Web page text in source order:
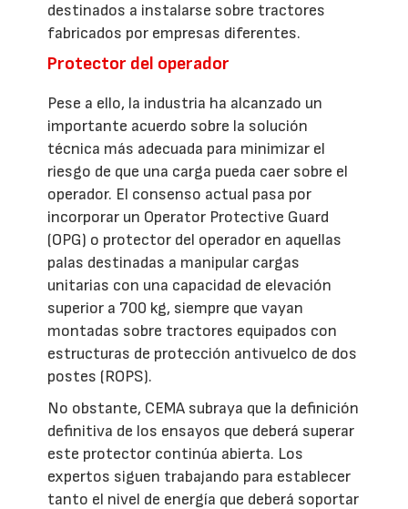
destinados a instalarse sobre tractores
fabricados por empresas diferentes.
Protector del operador
Pese a ello, la industria ha alcanzado un
importante acuerdo sobre la solución
técnica más adecuada para minimizar el
riesgo de que una carga pueda caer sobre el
operador. El consenso actual pasa por
incorporar un Operator Protective Guard
(OPG) o protector del operador en aquellas
palas destinadas a manipular cargas
unitarias con una capacidad de elevación
superior a 700 kg, siempre que vayan
montadas sobre tractores equipados con
estructuras de protección antivuelco de dos
postes (ROPS).
No obstante, CEMA subraya que la definición
definitiva de los ensayos que deberá superar
este protector continúa abierta. Los
expertos siguen trabajando para establecer
tanto el nivel de energía que deberá soportar